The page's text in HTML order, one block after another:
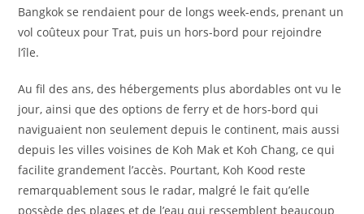
Bangkok se rendaient pour de longs week-ends, prenant un
vol coûteux pour Trat, puis un hors-bord pour rejoindre
l’île.
Au fil des ans, des hébergements plus abordables ont vu le
jour, ainsi que des options de ferry et de hors-bord qui
naviguaient non seulement depuis le continent, mais aussi
depuis les villes voisines de Koh Mak et Koh Chang, ce qui
facilite grandement l’accès. Pourtant, Koh Kood reste
remarquablement sous le radar, malgré le fait qu’elle
possède des plages et de l’eau qui ressemblent beaucoup